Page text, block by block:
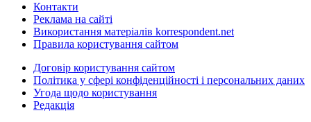
Контакти
Реклама на сайті
Використання матеріалів korrespondent.net
Правила користування сайтом
Договір користування сайтом
Політика у сфері конфіденційності і персональних даних
Угода щодо користування
Редакція